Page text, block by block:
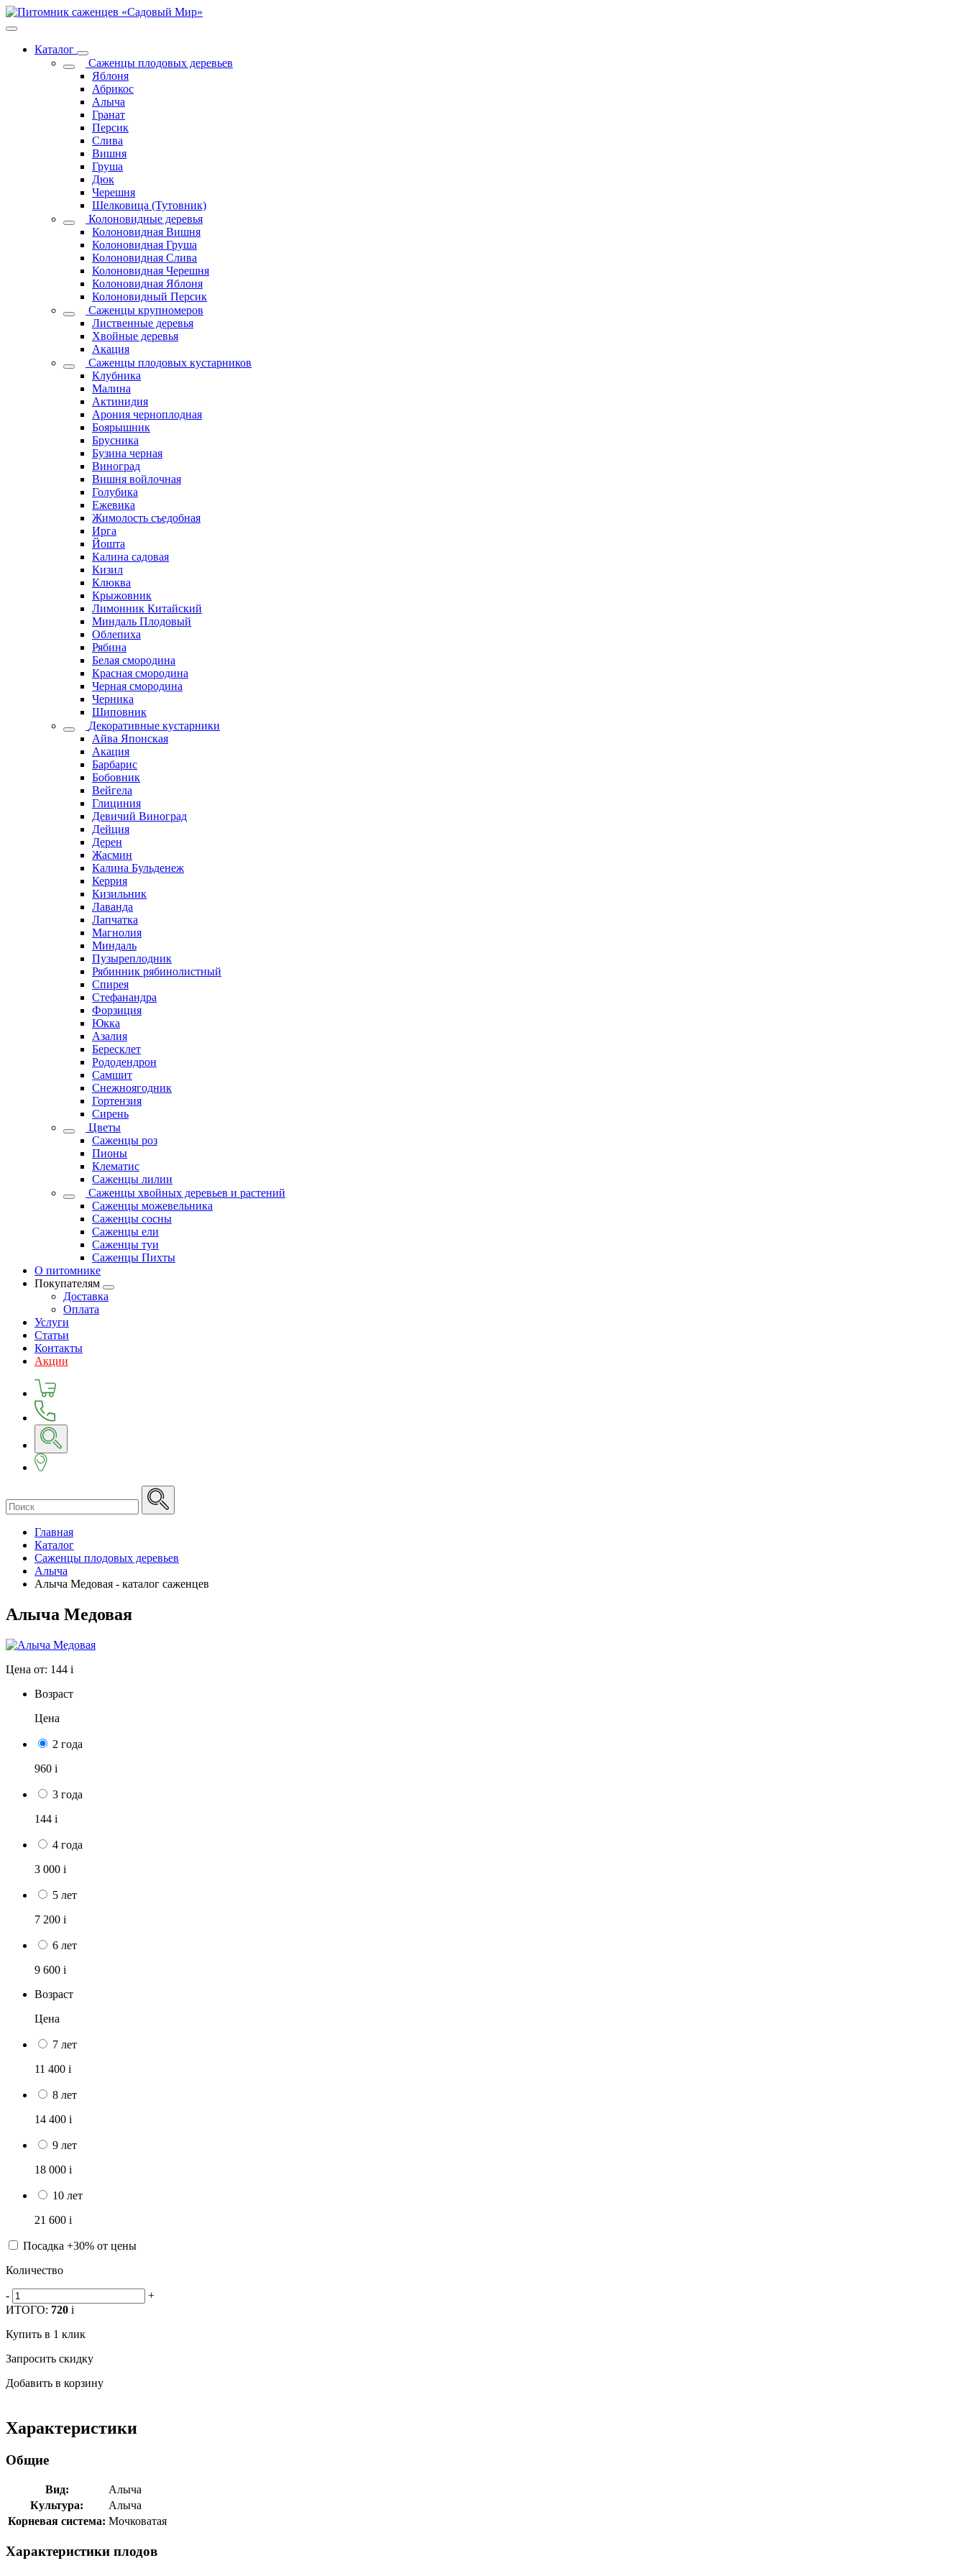
Каталог
Саженцы плодовых деревьев
Яблоня
Абрикос
Алыча
Гранат
Персик
Слива
Вишня
Груша
Дюк
Черешня
Шелковица (Тутовник)
Колоновидные деревья
Колоновидная Вишня
Колоновидная Груша
Колоновидная Слива
Колоновидная Черешня
Колоновидная Яблоня
Колоновидный Персик
Саженцы крупномеров
Лиственные деревья
Хвойные деревья
Акация
Саженцы плодовых кустарников
Клубника
Малина
Актинидия
Арония черноплодная
Боярышник
Брусника
Бузина черная
Виноград
Вишня войлочная
Голубика
Ежевика
Жимолость съедобная
Ирга
Йошта
Калина садовая
Кизил
Клюква
Крыжовник
Лимонник Китайский
Миндаль Плодовый
Облепиха
Рябина
Белая смородина
Красная смородина
Черная смородина
Черника
Шиповник
Декоративные кустарники
Айва Японская
Акация
Барбарис
Бобовник
Вейгела
Глициния
Девичий Виноград
Дейция
Дерен
Жасмин
Калина Бульденеж
Керрия
Кизильник
Лаванда
Лапчатка
Магнолия
Миндаль
Пузыреплодник
Рябинник рябинолистный
Спирея
Стефанандра
Форзиция
Юкка
Азалия
Бересклет
Рододендрон
Самшит
Снежноягодник
Гортензия
Сирень
Цветы
Саженцы роз
Пионы
Клематис
Саженцы лилии
Саженцы хвойных деревьев и растений
Саженцы можевельника
Саженцы сосны
Саженцы ели
Саженцы туи
Саженцы Пихты
О питомнике
Покупателям
Доставка
Оплата
Услуги
Статьи
Контакты
Акции
Главная
Каталог
Саженцы плодовых деревьев
Алыча
Алыча Медовая - каталог саженцев
Алыча Медовая
Цена от: 144 i
Возраст
Цена
2 года
960 i
3 года
144 i
4 года
3 000 i
5 лет
7 200 i
6 лет
9 600 i
Возраст
Цена
7 лет
11 400 i
8 лет
14 400 i
9 лет
18 000 i
10 лет
21 600 i
Посадка +30% от цены
Количество
-
+
ИТОГО: 720 i
Купить в 1 клик
Запросить скидку
Добавить в корзину
Характеристики
Общие
Вид:
Алыча
Культура:
Алыча
Корневая система: Мочковатая
Характеристики плодов